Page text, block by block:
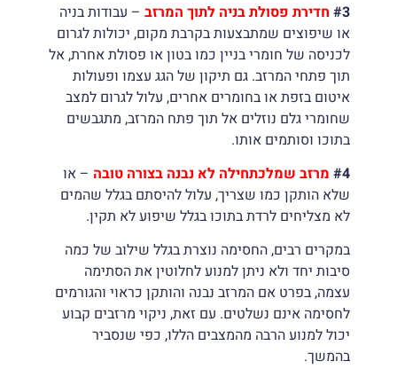
#3חדירת פסולת בניה לתוך המרזב– עבודות בניה
או שיפוצים שמתבצעות בקרבת מקום, יכולות לגרום
לכניסה של חומרי בניין כמו בטון או פסולת אחרת, אל
תוך פתחי המרזב. גם תיקון של הגג עצמו ופעולות
איטום בזפת או בחומרים אחרים, עלול לגרום למצב
שחומרי גלם נוזלים אל תוך פתח המרזב, מתגבשים
בתוכו וסותמים אותו.
#4מרזב שמלכתחילה לא נבנה בצורה טובה– או
שלא הותקן כמו שצריך, עלול להיסתם בגלל שהמים
לא מצליחים לרדת בתוכו בגלל שיפוע לא תקין.
במקרים רבים, החסימה נוצרת בגלל שילוב של כמה
סיבות יחד ולא ניתן למנוע לחלוטין את הסתימה
עצמה, בפרט אם המרזב נבנה והותקן כראוי והגורמים
לחסימה אינם נשלטים. עם זאת, ניקוי מרזבים קבוע
יכול למנוע הרבה מהמצבים הללו, כפי שנסביר
בהמשך.